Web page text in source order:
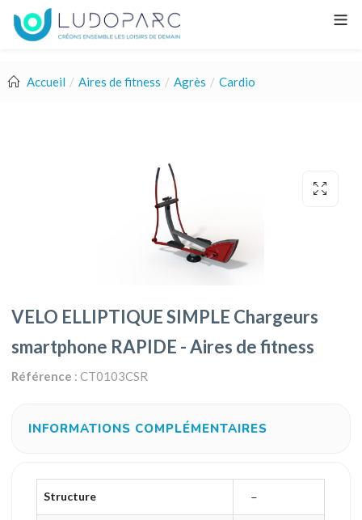
Accueil Aires de fitness Agrès Cardio
VELO ELLIPTIQUE SIMPLE Chargeurs
smartphone RAPIDE - Aires de fitness
Référence : CT0103CSR
INFORMATIONS COMPLÉMENTAIRES
Structure –